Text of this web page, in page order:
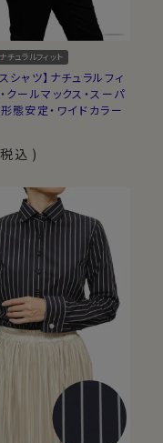
ナチュラルフィット
シャツ】ナチュラルフィ
クールマックス・スーパ
形態安定・ワイドカラー
税込